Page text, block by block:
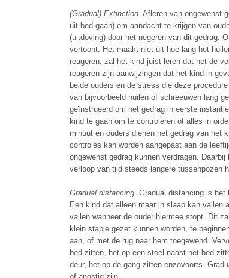
(Gradual) Extinction. Afleren van ongewenst
uit bed gaan) om aandacht te krijgen van
(uitdoving) door het negeren van dit gedrag.
vertoont. Het maakt niet uit hoe lang het
reageren, zal het kind juist leren dat het de
reageren zijn aanwijzingen dat het kind in
beide ouders en de stress die deze
van bijvoorbeeld huilen of schreeuwen lang
geïnstrueerd om het gedrag in eerste
kind te gaan om te controleren of alles in
minuut en ouders dienen het gedrag van het
controles kan worden aangepast aan de
ongewenst gedrag kunnen verdragen.
verloop van tijd steeds langere tussenpozen
Gradual distancing. Gradual distancing is het
Een kind dat alleen maar in slaap kan vallen
vallen wanneer de ouder hiermee stopt. Dit
klein stapje gezet kunnen worden, te
aan, of met de rug naar hem toegewend.
bed zitten, het op een stoel naast het bed
deur, het op de gang zitten enzovoorts.